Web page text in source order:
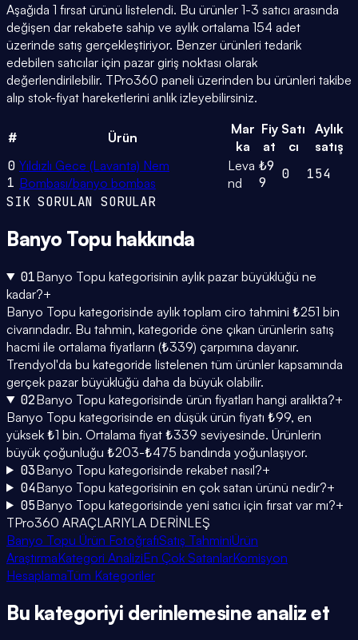
Aşağıda 1 fırsat ürünü listelendi. Bu ürünler 1-3 satıcı arasında
değişen dar rekabete sahip ve aylık ortalama 154 adet
üzerinde satış gerçekleştiriyor. Benzer ürünleri tedarik
edebilen satıcılar için pazar giriş noktası olarak
değerlendirilebilir. TPro360 paneli üzerinden bu ürünleri takibe
alıp stok-fiyat hareketlerini anlık izleyebilirsiniz.
# Ürün
Mar
ka
Fiy
at
Satı
cı
Aylık
satış
0
1
Yıldızlı Gece (Lavanta) Nem
Bombası/banyo bombas
Leva
nd
₺9
9
0
154
SIK SORULAN SORULAR
Banyo Topu hakkında
01Banyo Topu kategorisinin aylık pazar büyüklüğü ne
kadar?+
Banyo Topu kategorisinde aylık toplam ciro tahmini ₺251 bin
civarındadır. Bu tahmin, kategoride öne çıkan ürünlerin satış
hacmi ile ortalama fiyatların (₺339) çarpımına dayanır.
Trendyol'da bu kategoride listelenen tüm ürünler kapsamında
gerçek pazar büyüklüğü daha da büyük olabilir.
02Banyo Topu kategorisinde ürün fiyatları hangi aralıkta?+
Banyo Topu kategorisinde en düşük ürün fiyatı ₺99, en
yüksek ₺1 bin. Ortalama fiyat ₺339 seviyesinde. Ürünlerin
büyük çoğunluğu ₺203-₺475 bandında yoğunlaşıyor.
03Banyo Topu kategorisinde rekabet nasıl?+
04Banyo Topu kategorisinin en çok satan ürünü nedir?+
05Banyo Topu kategorisinde yeni satıcı için fırsat var mı?+
TPro360 ARAÇLARIYLA DERİNLEŞ
Banyo Topu Ürün FotoğrafıSatış TahminiÜrün
AraştırmaKategori AnaliziEn Çok SatanlarKomisyon
HesaplamaTüm Kategoriler
Bu kategoriyi derinlemesine analiz et